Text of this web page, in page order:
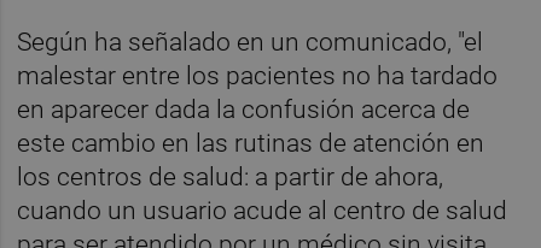
Según ha señalado en un comunicado, "el
malestar entre los pacientes no ha tardado
en aparecer dada la confusión acerca de
este cambio en las rutinas de atención en
los centros de salud: a partir de ahora,
cuando un usuario acude al centro de salud